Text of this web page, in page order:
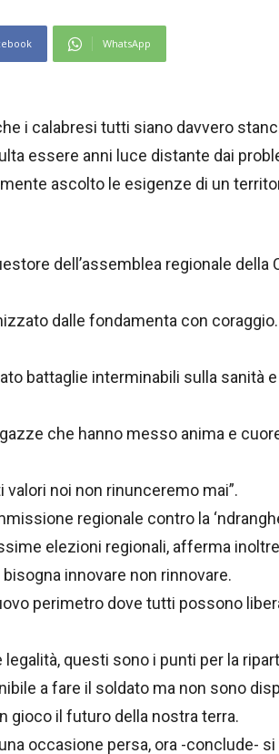
WhatsApp
i calabresi tutti siano davvero
essere anni luce distante dai
ascolto le esigenze di un
dell’assemblea regionale della
dalle fondamenta con
battaglie interminabili sulla sanità
che hanno messo anima e
noi non rinunceremo mai”.
regionale contro la
elezioni regionali, afferma
innovare non rinnovare.
perimetro dove tutti possono
questi sono i punti per la
a fare il soldato ma non sono
gioco il futuro della nostra terra.
occasione persa, ora -conclude-